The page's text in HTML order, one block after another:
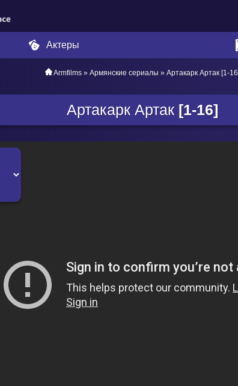
Актеры
Armfilms »Армянские сериалы » Артакарк Артак [1-
Артакарк Артак [1-16]